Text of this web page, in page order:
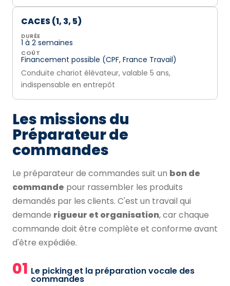
CACES (1, 3, 5)
DURÉE
1 à 2 semaines
COÛT
Financement possible (CPF, France Travail)
Conduite chariot élévateur, valable 5 ans,
indispensable en entrepôt
Les missions du
Préparateur de
commandes
Le préparateur de commandes suit un bon de
commande pour rassembler les produits
demandés par les clients. C'est un travail qui
demande rigueur et organisation, car chaque
commande doit être complète et conforme avant
d'être expédiée.
01 Le picking et la préparation vocale des
commandes